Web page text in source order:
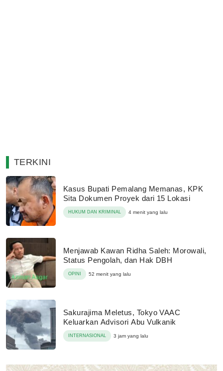
TERKINI
Kasus Bupati Pemalang Memanas, KPK
Sita Dokumen Proyek dari 15 Lokasi
HUKUM DAN KRIMINAL 4 menit yang lalu
Menjawab Kawan Ridha Saleh: Morowali,
Status Pengolah, dan Hak DBH
OPINI 52 menit yang lalu
Sakurajima Meletus, Tokyo VAAC
Keluarkan Advisori Abu Vulkanik
INTERNASIONAL 3 jam yang lalu